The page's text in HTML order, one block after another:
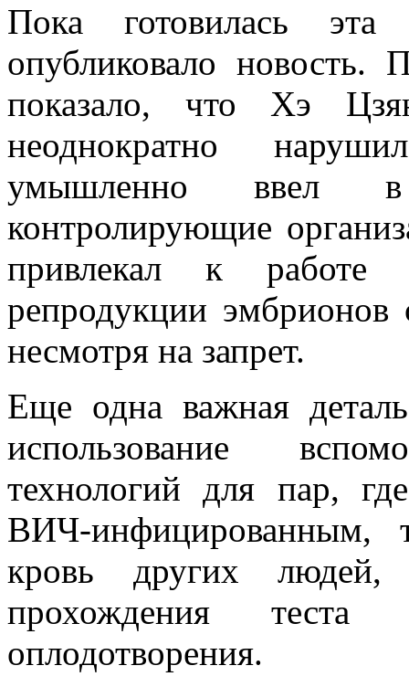
Пока готовилась эта
опубликовало новость.
показало, что Хэ
неоднократно
умышленно ввел в
контролирующие
привлекал к работе
репродукции эмбрионов
несмотря на запрет.
Еще одна важная
использование
технологий для пар,
ВИЧ-инфицированным,
кровь других
прохождения теста
оплодотворения.